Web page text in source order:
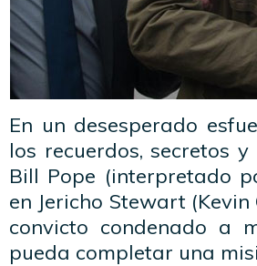
En un desesperado
los recuerdos, secretos
Bill Pope (interpretado
en Jericho Stewart
convicto condenado a
pueda completar una